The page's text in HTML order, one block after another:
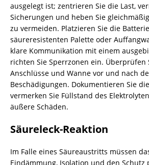
ausgelegt ist; zentrieren Sie die Last,
Sicherungen und heben Sie
zu vermeiden. Platzieren Sie die
säureresistenten Palette oder
klare Kommunikation mit einem
richten Sie Sperrzonen ein. Überprüfen
Anschlüsse und Wanne vor und nach
Beschädigungen. Dokumentieren Sie
vermerken Sie Füllstand des
äußere Schäden.
Säureleck-Reaktion
Im Falle eines Säureaustritts müssen
Eindämmung, Isolation und den Schutz